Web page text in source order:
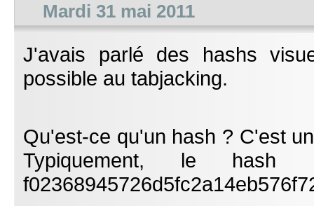
Mardi 31 mai 2011
J'avais parlé des hashs
possible au tabjacking.
Qu'est-ce qu'un hash ? C'est
Typiquement, le